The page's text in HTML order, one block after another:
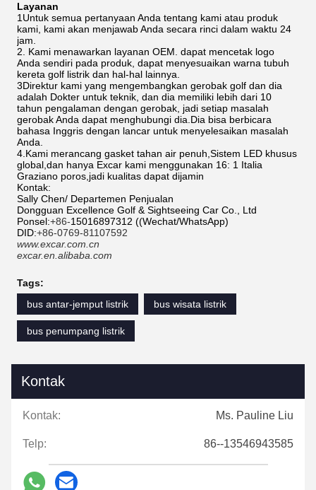
Layanan
1Untuk semua pertanyaan Anda tentang kami atau produk
kami, kami akan menjawab Anda secara rinci dalam waktu 24
jam.
2. Kami menawarkan layanan OEM. dapat mencetak logo
Anda sendiri pada produk, dapat menyesuaikan warna tubuh
kereta golf listrik dan hal-hal lainnya.
3Direktur kami yang mengembangkan gerobak golf dan dia
adalah Dokter untuk teknik, dan dia memiliki lebih dari 10
tahun pengalaman dengan gerobak, jadi setiap masalah
gerobak Anda dapat menghubungi dia.Dia bisa berbicara
bahasa Inggris dengan lancar untuk menyelesaikan masalah
Anda.
4.Kami merancang gasket tahan air penuh,Sistem LED khusus
global,dan hanya Excar kami menggunakan 16: 1 Italia
Graziano poros,jadi kualitas dapat dijamin
Kontak:
Sally Chen/ Departemen Penjualan
Dongguan Excellence Golf & Sightseeing Car Co., Ltd
Ponsel:+86-15016897312 ((Wechat/WhatsApp)
DID:+86-0769-81107592
www.excar.com.cn
excar.en.alibaba.com
Tags:
bus antar-jemput listrik
bus wisata listrik
bus penumpang listrik
Kontak
Kontak: Ms. Pauline Liu
Telp: 86--13546943585